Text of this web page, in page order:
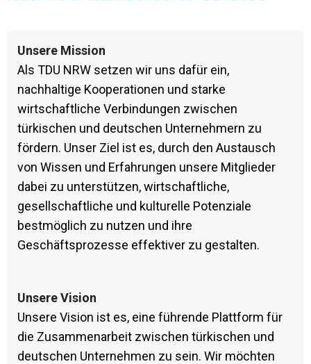
Unsere Mission
Als TDU NRW setzen wir uns dafür ein,
nachhaltige Kooperationen und starke
wirtschaftliche Verbindungen zwischen
türkischen und deutschen Unternehmern zu
fördern. Unser Ziel ist es, durch den Austausch
von Wissen und Erfahrungen unsere Mitglieder
dabei zu unterstützen, wirtschaftliche,
gesellschaftliche und kulturelle Potenziale
bestmöglich zu nutzen und ihre
Geschäftsprozesse effektiver zu gestalten.
Unsere Vision
Unsere Vision ist es, eine führende Plattform für
die Zusammenarbeit zwischen türkischen und
deutschen Unternehmen zu sein. Wir möchten